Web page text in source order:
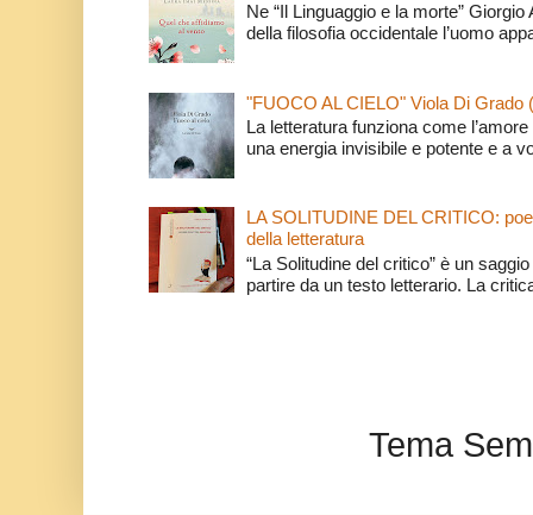
Ne “Il Linguaggio e la morte”
della filosofia occidentale l’uomo
"FUOCO AL CIELO" Viola Di Grado
La letteratura funziona come
una energia invisibile e potente e a
LA SOLITUDINE DEL CRITICO:
della letteratura
“La Solitudine del critico” è un
partire da un testo letterario. La
Tema